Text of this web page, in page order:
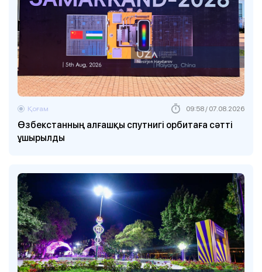
Өзбекстанның алғашқы спутнигі орбитаға сәтті
ұшырылды
Қоғам 09:58 / 07.08.2026